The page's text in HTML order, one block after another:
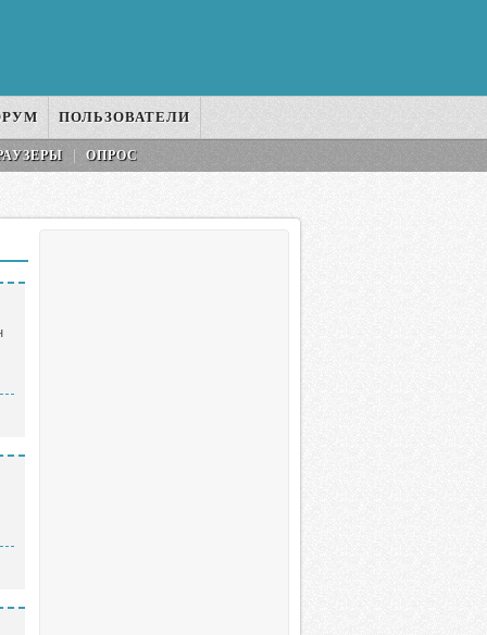
ПОЛЬЗОВАТЕЛИ
ОПРОС